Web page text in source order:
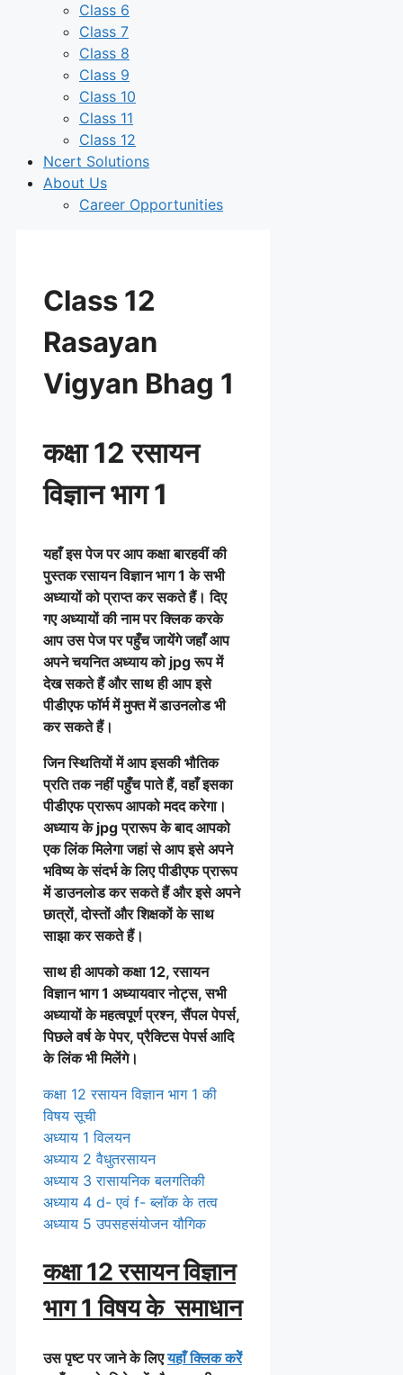
Class 6
Class 7
Class 8
Class 9
Class 10
Class 11
Class 12
Ncert Solutions
About Us
Career Opportunities
Class 12
Rasayan
Vigyan Bhag 1
कक्षा 12 रसायन
विज्ञान भाग 1
यहाँ इस पेज पर आप कक्षा बारहवीं की
पुस्तक रसायन विज्ञान भाग 1 के सभी
अध्यायों को प्राप्त कर सकते हैं। दिए
गए अध्यायों की नाम पर क्लिक करके
आप उस पेज पर पहुँच जायेंगे जहाँ आप
अपने चयनित अध्याय को jpg रूप में
देख सकते हैं और साथ ही आप इसे
पीडीएफ फॉर्म में मुफ्त में डाउनलोड भी
कर सकते हैं।
जिन स्थितियों में आप इसकी भौतिक
प्रति तक नहीं पहुँच पाते हैं, वहाँ इसका
पीडीएफ प्रारूप आपको मदद करेगा।
अध्याय के jpg प्रारूप के बाद आपको
एक लिंक मिलेगा जहां से आप इसे अपने
भविष्य के संदर्भ के लिए पीडीएफ प्रारूप
में डाउनलोड कर सकते हैं और इसे अपने
छात्रों, दोस्तों और शिक्षकों के साथ
साझा कर सकते हैं।
साथ ही आपको कक्षा 12, रसायन
विज्ञान भाग 1 अध्यायवार नोट्स, सभी
अध्यायों के महत्वपूर्ण प्रश्न, सैंपल पेपर्स,
पिछले वर्ष के पेपर, प्रैक्टिस पेपर्स आदि
के लिंक भी मिलेंगे।
कक्षा 12 रसायन विज्ञान भाग 1 की
विषय सूची
अध्याय 1 विलयन
अध्याय 2 वैधुतरसायन
अध्याय 3 रासायनिक बलगतिकी
अध्याय 4 d- एवं f- ब्लॉक के तत्व
अध्याय 5 उपसहसंयोजन यौगिक
कक्षा 12 रसायन विज्ञान
भाग 1 विषय के समाधान
उस पृष्ट पर जाने के लिएयहाँ क्लिक करेें